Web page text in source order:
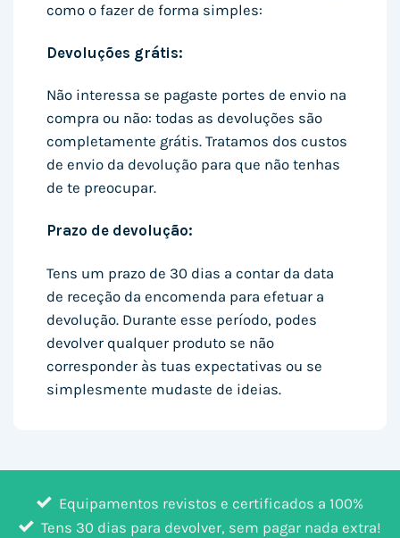
como o fazer de forma simples:
Devoluções grátis:
Não interessa se pagaste portes de envio na
compra ou não: todas as devoluções são
completamente grátis. Tratamos dos custos
de envio da devolução para que não tenhas
de te preocupar.
Prazo de devolução:
Tens um prazo de 30 dias a contar da data
de receção da encomenda para efetuar a
devolução. Durante esse período, podes
devolver qualquer produto se não
corresponder às tuas expectativas ou se
simplesmente mudaste de ideias.
Equipamentos revistos e certificados a 100%
Tens 30 dias para devolver, sem pagar nada extra!